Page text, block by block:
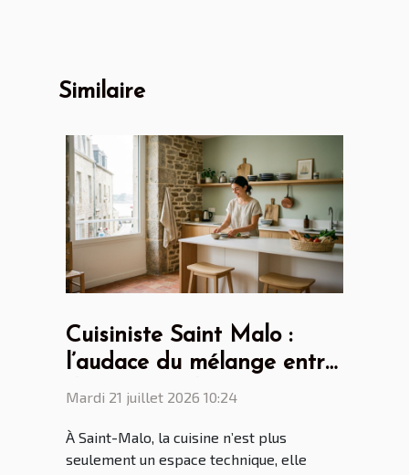
Similaire
Cuisiniste Saint Malo :
l’audace du mélange entre
design scandinave et
Mardi 21 juillet 2026 10:24
À Saint-Malo, la cuisine n’est plus
seulement un espace technique, elle